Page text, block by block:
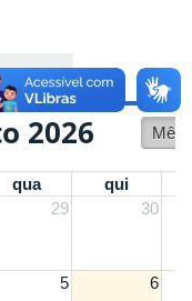
2026 Mês
qua
qui
29 30
5 6